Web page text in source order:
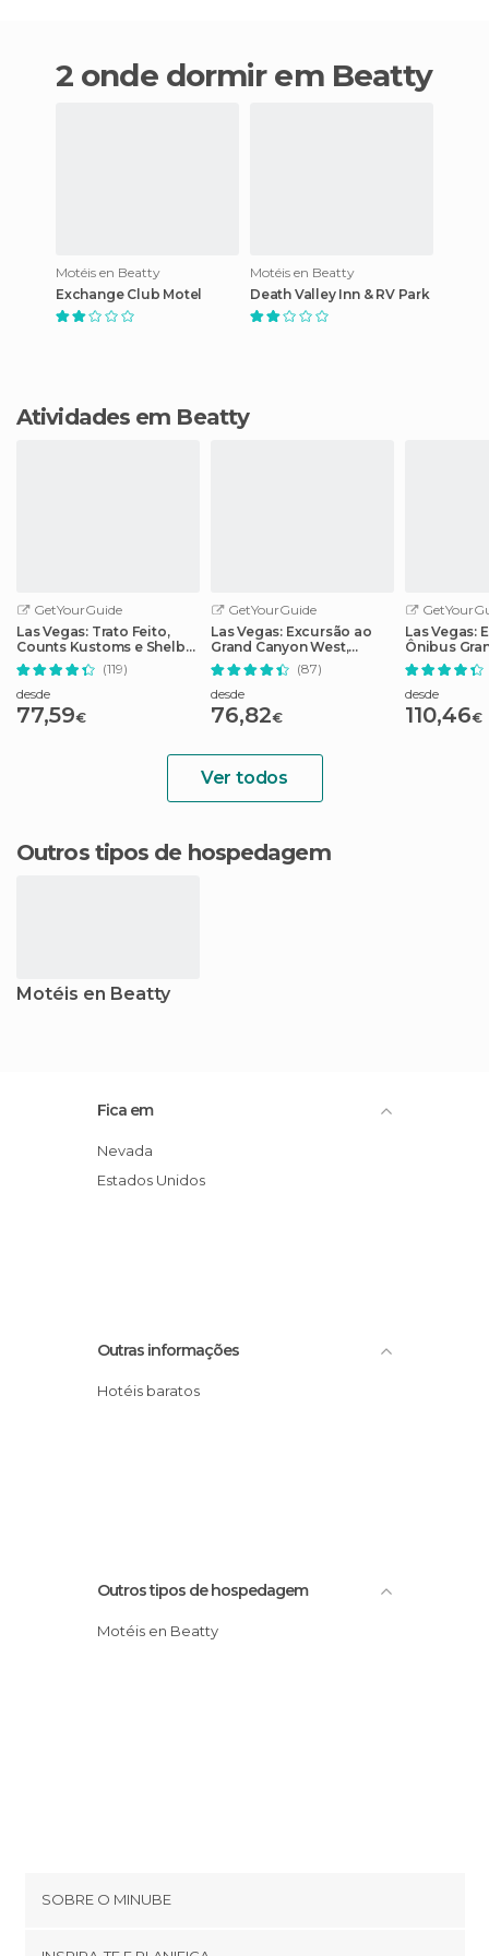
2 onde dormir em Beatty
Motéis en Beatty
Exchange Club Motel
Motéis en Beatty
Death Valley Inn & RV Park
Atividades em Beatty
GetYourGuide
Las Vegas: Trato Feito,
Counts Kustoms e Shelby
American
(119)
desde
77,59€
GetYourGuide
Las Vegas: Excursão ao
Grand Canyon West,
almoço e Skywalk
opcional
(87)
desde
76,82€
Las Vegas:
Ônibus
Represa
desde
110,46€
Ver todos
Outros tipos de hospedagem
Motéis en Beatty
Fica em
Nevada
Estados Unidos
Outras informações
Hotéis baratos
Outros tipos de hospedagem
Motéis en Beatty
SOBRE O MINUBE